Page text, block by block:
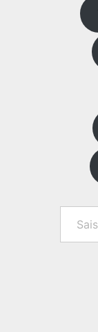
Saisissez votre adresse e-mail…